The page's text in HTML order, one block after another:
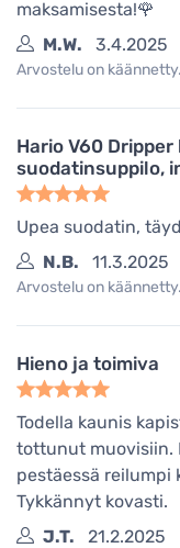
maksamisesta!🌹
M.W.
3.4.2025
Arvostelu on
Hario V60
suodatinsuppilo,
Upea suodatin,
N.B.
11.3.2025
Arvostelu on
Hieno ja toimiva
Todella kaunis
tottunut muovisiin.
pestäessä reilumpi
Tykkännyt kovasti.
J.T.
21.2.2025